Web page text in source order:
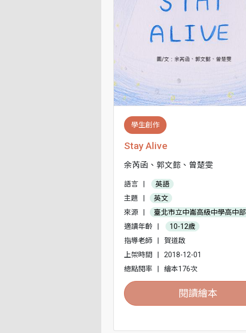
學生創作
Stay Alive
余芮函、郭文懿、曾楚雯
語言
英語
主題
英文
來源
臺北市立中崙高級中學高中部
適讀年齡
10-12歲
指導老師
賀道啟
上架時間
2018-12-01
總點閱率
繪本176次
閱讀繪本